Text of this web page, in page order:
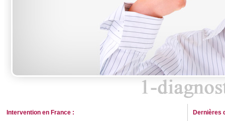
Intervention en France :
Dernières